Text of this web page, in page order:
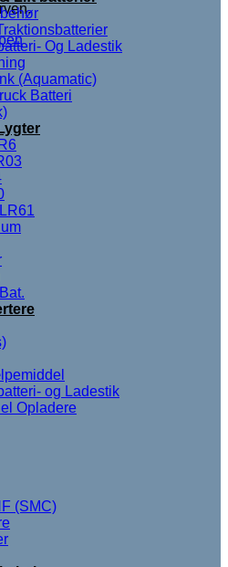
Og Ladestik
(Aquamatic)
Batteri
og Ladestik
Opladere
(SMC)